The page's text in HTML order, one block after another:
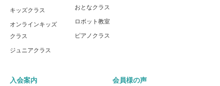
キッズクラス
オンラインキッズ
クラス
ジュニアクラス
おとなクラス
ロボット教室
ピアノクラス
入会案内 会員様の声